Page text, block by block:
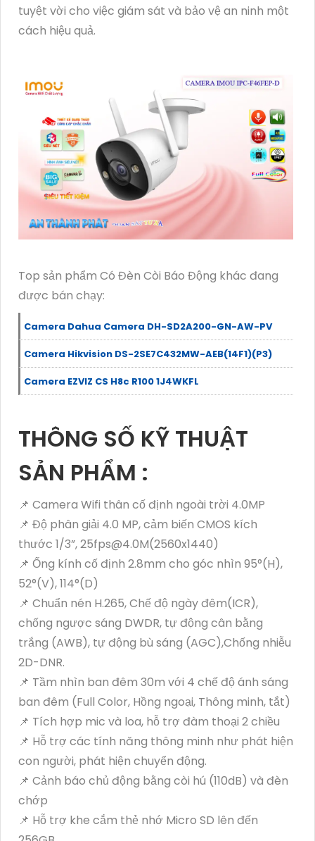
tuyệt vời cho việc giám sát và bảo vệ an ninh một
cách hiệu quả.
Top sản phẩm Có Đèn Còi Báo Động khác đang
được bán chạy:
Camera Dahua Camera DH-SD2A200-GN-AW-PV
Camera Hikvision DS-2SE7C432MW-AEB(14F1)(P3)
Camera EZVIZ CS H8c R100 1J4WKFL
THÔNG SỐ KỸ THUẬT
SẢN PHẨM :
📌 Camera Wifi thân cố định ngoài trời 4.0MP
📌 Độ phân giải 4.0 MP, cảm biến CMOS kích
thước 1/3”, 25fps@4.0M(2560x1440)
📌 Ống kính cố định 2.8mm cho góc nhìn 95°(H),
52°(V), 114°(D)
📌 Chuẩn nén H.265, Chế độ ngày đêm(ICR),
chống ngược sáng DWDR, tự động cân bằng
trắng (AWB), tự động bù sáng (AGC),Chống nhiễu
2D-DNR.
📌 Tầm nhìn ban đêm 30m với 4 chế độ ánh sáng
ban đêm (Full Color, Hồng ngoại, Thông minh, tắt)
📌 Tích hợp mic và loa, hỗ trợ đàm thoại 2 chiều
📌 Hỗ trợ các tính năng thông minh như phát hiện
con người, phát hiện chuyển động.
📌 Cảnh báo chủ động bằng còi hú (110dB) và đèn
chớp
📌 Hỗ trợ khe cắm thẻ nhớ Micro SD lên đến